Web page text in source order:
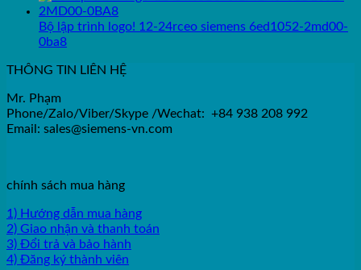
Bộ lập trình logo! 12-24rceo siemens 6ed1052-2md00-
0ba8
THÔNG TIN LIÊN HỆ
Mr. Phạm
Phone/Zalo/Viber/Skype /Wechat: +84 938 208 992
Email: sales@siemens-vn.com
chính sách mua hàng
1) Hướng dẫn mua hàng
2) Giao nhận và thanh toán
3) Đổi trả và bảo hành
4) Đăng ký thành viên